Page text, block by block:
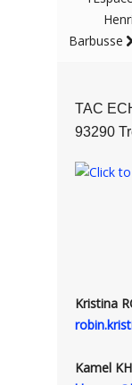
Henri
Barbusse
TAC
93290
Kristina
Kamel